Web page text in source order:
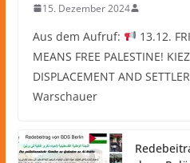
15. Dezember 2024
Aus dem Aufruf:
13.12.
MEANS FREE PALESTINE!
DISPLACEMENT AND
Warschauer